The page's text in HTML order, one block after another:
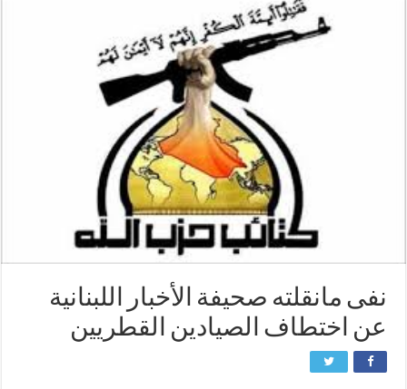
نفى مانقلته صحيفة الأخبار اللبنانية
عن اختطاف الصيادين القطريين